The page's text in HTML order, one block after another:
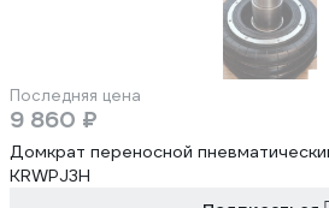
Последняя цена
9 860 ₽
Домкрат переносной
KRWPJ3H